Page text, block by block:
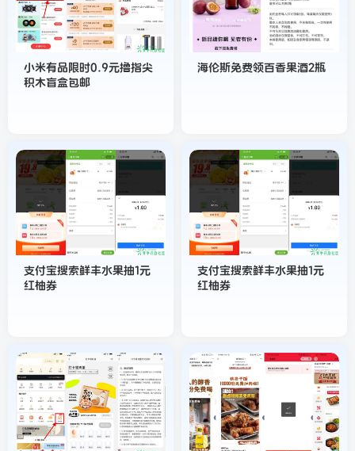
小米有品限时0.9元撸指尖
积木盲盒包邮
海伦斯免费领百香果酒2瓶
支付宝搜索鲜丰水果抽1元
红柚券
支付宝搜索鲜丰水果抽1元
红柚券